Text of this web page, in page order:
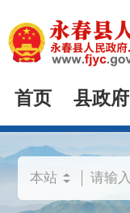
首页 县政府